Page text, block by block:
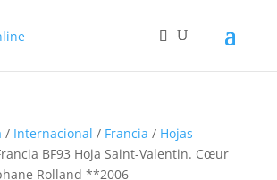
/ Internacional / Francia / Hojas
BF93 Hoja Saint-Valentin. Cœur
Rolland **2006